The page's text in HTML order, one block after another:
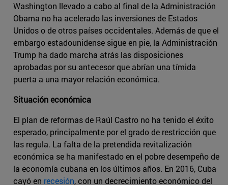
Washington llevado a cabo al final de la Administración
Obama no ha acelerado las inversiones de Estados
Unidos o de otros países occidentales. Además de que el
embargo estadounidense sigue en pie, la Administración
Trump ha dado marcha atrás las disposiciones
aprobadas por su antecesor que abrían una tímida
puerta a una mayor relación económica.
Situación económica
El plan de reformas de Raúl Castro no ha tenido el éxito
esperado, principalmente por el grado de restricción que
las regula. La falta de la pretendida revitalización
económica se ha manifestado en el pobre desempeño de
la economía cubana en los últimos años. En 2016, Cuba
cayó en recesión, con un decrecimiento económico del